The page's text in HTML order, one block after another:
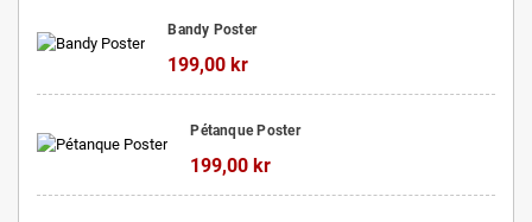
Bandy Poster
199,00 kr
Pétanque Poster
199,00 kr